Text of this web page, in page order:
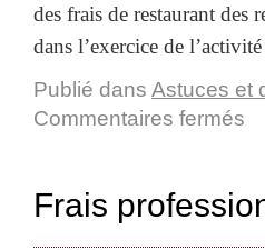
des frais de restaurant des
dans l’exercice de
Publié dans Astuces et
Commentaires fermés
Frais